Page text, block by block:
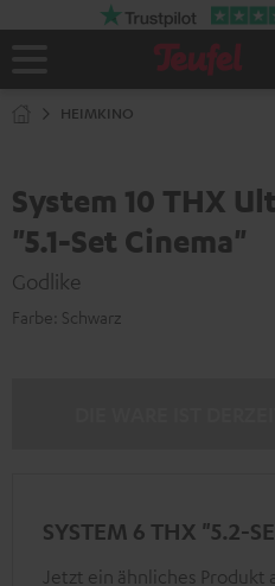
Startseite
HEIMKINO
System 10 THX
"5.1-Set Cinema"
Godlike
Farbe: Schwarz
SYSTEM 6 THX "5.2-
Jetzt ein ähnliches Produkt